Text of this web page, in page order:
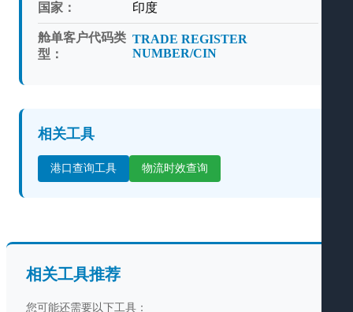
国家： 印度
舱单客户代码类
型：
TRADE REGISTER
NUMBER/CIN
相关工具
港口查询工具 物流时效查询
相关工具推荐
您可能还需要以下工具：